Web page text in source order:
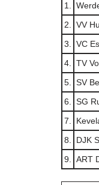
1.
2.
VV
3.
VC
4.
TV
5.
SV
6.
SG
7.
8.
DJK
9.
ART